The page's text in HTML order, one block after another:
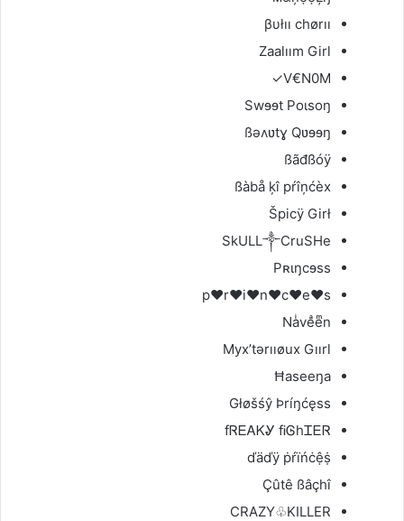
βυłıı chørıı
Zaalıım Girl
V€N0M✓
Swɘɘt Poɩsoŋ
ßəʌʋtɣ Qʋɘɘŋ
ßãđßóÿ
ßàbå ķî pŕîņćèx
Špicÿ Girł
SkULL༒CruSHe
Pʀɩŋcɘss
p♥r♥i♥n♥c♥e♥s
Naͥveͣeͫn
Myx’tərııøux Gıırl
Ħaseeŋa
Głøšśŷ Þríŋćęss
fᏒᎬᎪᏦᎽ fᎥᎶhᏆᎬᏒ
ďäďÿ ṗŕïńċệṩ
Çûtê ßâçhî
CRAZY♧KILLER